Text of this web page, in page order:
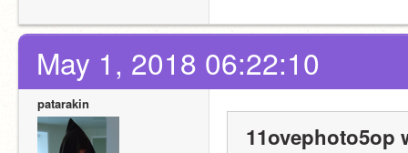
May 1, 2018 06:22:10
patarakin
11ovephoto5op